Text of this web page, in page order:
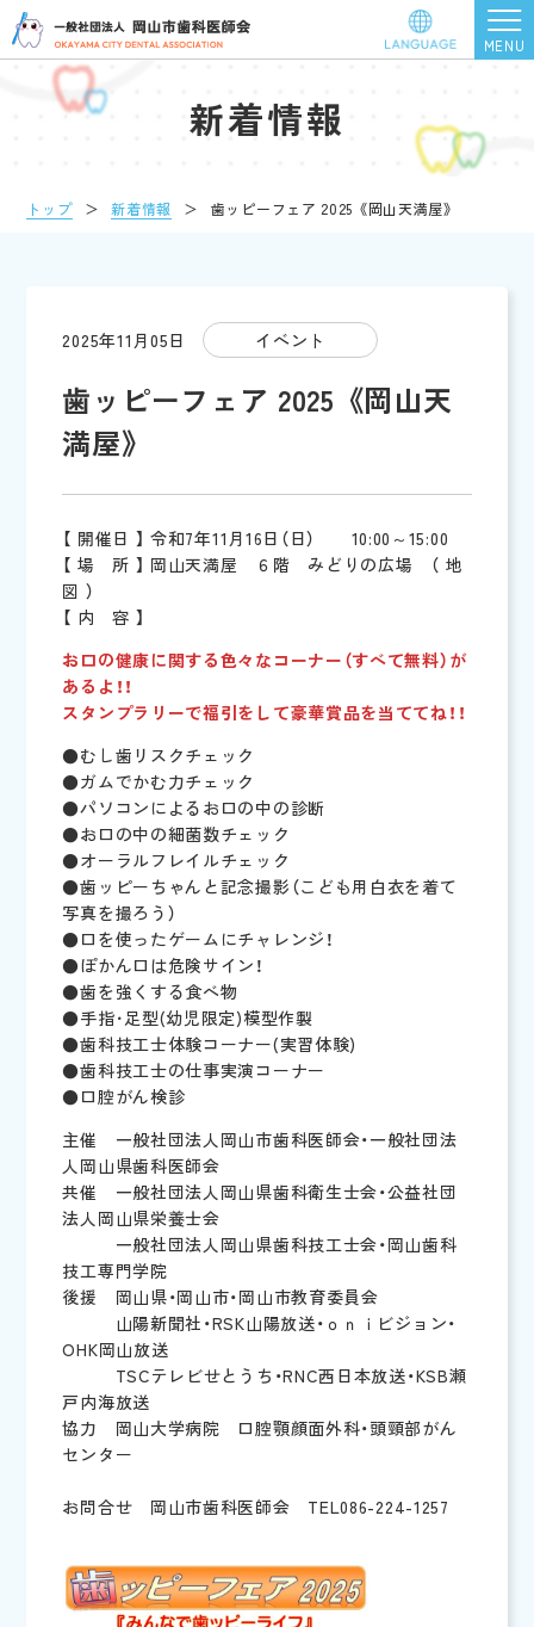
新着情報
トップ ＞ 新着情報 ＞ 歯ッピーフェア 2025 《岡山天満屋》
2025年11月05日 イベント
歯ッピーフェア 2025 《岡山天
満屋》
【 開催日 】 令和7年11月16日（日） 10:00～15:00
【 場 所 】 岡山天満屋 ６階 みどりの広場 （ 地
図 ）
【 内 容 】
お口の健康に関する色々なコーナー（すべて無料）が
あるよ！！
スタンプラリーで福引をして豪華賞品を当ててね！！
●むし歯リスクチェック
●ガムでかむ力チェック
●パソコンによるお口の中の診断
●お口の中の細菌数チェック
●オーラルフレイルチェック
●歯ッピーちゃんと記念撮影（こども用白衣を着て
写真を撮ろう）
●口を使ったゲームにチャレンジ！
●ぽかん口は危険サイン！
●歯を強くする食べ物
●手指･足型(幼児限定)模型作製
●歯科技工士体験コーナー(実習体験)
●歯科技工士の仕事実演コーナー
●口腔がん検診
主催 一般社団法人岡山市歯科医師会・一般社団法
人岡山県歯科医師会
共催 一般社団法人岡山県歯科衛生士会・公益社団
法人岡山県栄養士会
一般社団法人岡山県歯科技工士会・岡山歯科
技工専門学院
後援 岡山県・岡山市・岡山市教育委員会
山陽新聞社・RSK山陽放送・ｏｎｉビジョン・
OHK岡山放送
TSCテレビせとうち・RNC西日本放送・KSB瀬
戸内海放送
協力 岡山大学病院 口腔顎顔面外科・頭頸部がん
センター
お問合せ 岡山市歯科医師会 TEL086-224-1257